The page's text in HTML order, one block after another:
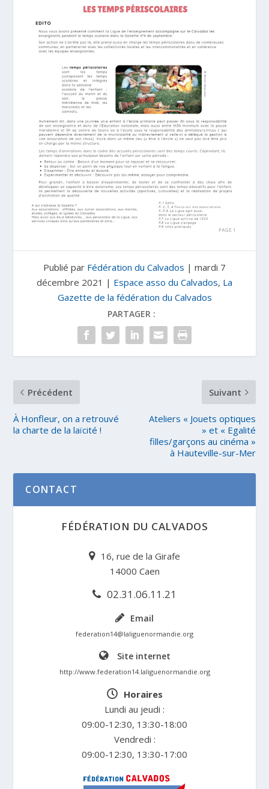
Publié par Fédération du Calvados | mardi 7
décembre 2021 | Espace asso du Calvados, La
Gazette de la fédération du Calvados
PARTAGER :
Précédent
À Honfleur, on a retrouvé
la charte de la laïcité !
Suivant
Ateliers « Jouets optiques
» et « Egalité
filles/garçons au cinéma »
à Hauteville-sur-Mer
CONTACT
FÉDÉRATION DU CALVADOS
16, rue de la Girafe
14000 Caen
02.31.06.11.21
Email
federation14@laliguenormandie.org
Site internet
http://www.federation14.laliguenormandie.org
Horaires
Lundi au jeudi :
09:00-12:30, 13:30-18:00
Vendredi :
09:00-12:30, 13:30-17:00